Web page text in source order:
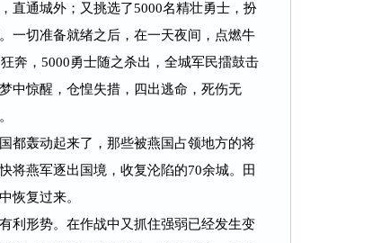
直通城外；又挑选了5000名精壮勇士，扮
一切准备就绪之后，在一天夜间，点燃牛
奔，5000勇士随之杀出，全城军民擂鼓击
中惊醒，仓惶失措，四出逃命，死伤无
轰动起来了，那些被燕国占领地方的将
将燕军逐出国境，收复沦陷的70余城。田
恢复过来。
形势。在作战中又抓住强弱已经发生变